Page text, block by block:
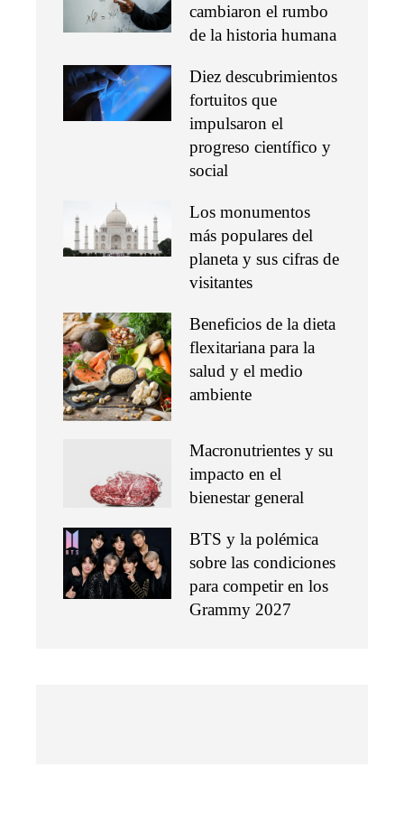
cambiaron el rumbo
de la historia humana
Diez descubrimientos
fortuitos que
impulsaron el
progreso científico y
social
Los monumentos
más populares del
planeta y sus cifras de
visitantes
Beneficios de la dieta
flexitariana para la
salud y el medio
ambiente
Macronutrientes y su
impacto en el
bienestar general
BTS y la polémica
sobre las condiciones
para competir en los
Grammy 2027